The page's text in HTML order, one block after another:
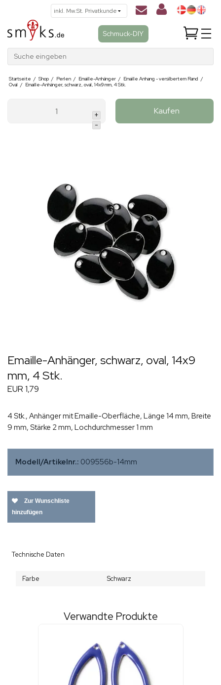
Schmuck-DIY
Suche eingeben
Startseite / Shop / Perlen / Emaille-Anhänger / Emaille Anhang - versilbertem Rand /
Oval / Emaille-Anhänger, schwarz, oval, 14x9 mm, 4 Stk.
+
-
Kaufen
Emaille-Anhänger, schwarz, oval, 14x9
mm, 4 Stk.
EUR 1,79
4 Stk., Anhänger mit Emaille-Oberfläche, Länge 14 mm, Breite
9 mm, Stärke 2 mm, Lochdurchmesser 1 mm
Modell/Artikelnr.: 009556b-14mm
Zur Wunschliste
hinzufügen
Technische Daten
Farbe Schwarz
Verwandte Produkte